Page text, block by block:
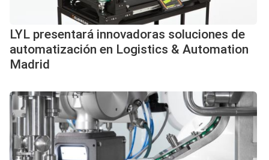
LYL presentará innovadoras soluciones de
automatización en Logistics & Automation
Madrid